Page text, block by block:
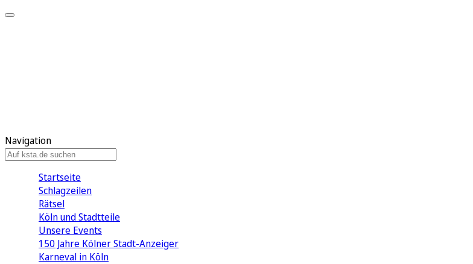
Navigation
Startseite
Schlagzeilen
Rätsel
Köln und Stadtteile
Unsere Events
150 Jahre Kölner Stadt-Anzeiger
Karneval in Köln